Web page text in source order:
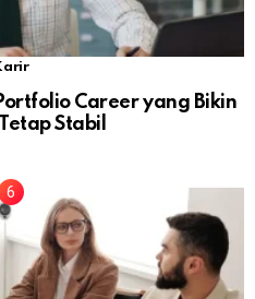
Career yang Bikin
Stabil